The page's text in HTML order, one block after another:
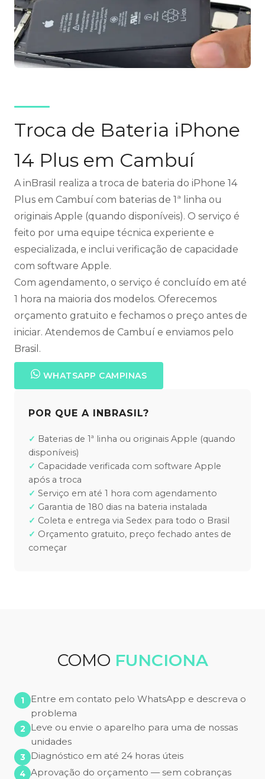
Troca de Bateria iPhone
14 Plus em Cambuí
A inBrasil realiza a troca de bateria do iPhone 14
Plus em Cambuí com baterias de 1ª linha ou
originais Apple (quando disponíveis). O serviço é
feito por uma equipe técnica experiente e
especializada, e inclui verificação de capacidade
com software Apple.
Com agendamento, o serviço é concluído em até
1 hora na maioria dos modelos. Oferecemos
orçamento gratuito e fechamos o preço antes de
iniciar. Atendemos de Cambuí e enviamos pelo
Brasil.
WHATSAPP CAMPINAS
POR QUE A INBRASIL?
Baterias de 1ª linha ou originais Apple (quando
disponíveis)
Capacidade verificada com software Apple
após a troca
Serviço em até 1 hora com agendamento
Garantia de 180 dias na bateria instalada
Coleta e entrega via Sedex para todo o Brasil
Orçamento gratuito, preço fechado antes de
começar
COMO FUNCIONA
Entre em contato pelo WhatsApp e descreva o
problema
Leve ou envie o aparelho para uma de nossas
unidades
Diagnóstico em até 24 horas úteis
Aprovação do orçamento — sem cobranças